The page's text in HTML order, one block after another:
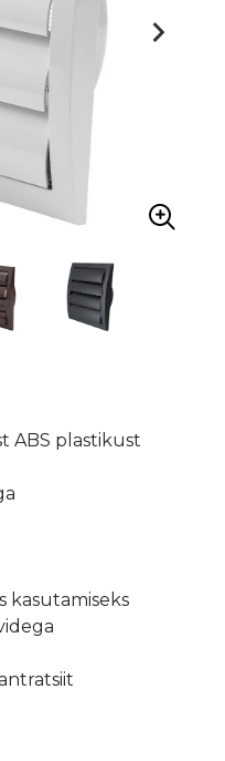
ABS plastikust
kasutamiseks